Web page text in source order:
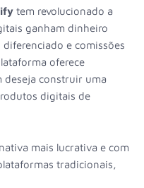
tem revolucionado a
ganham dinheiro
e comissões
oferece
deseja construir uma
digitais de
mais lucrativa e com
tradicionais,